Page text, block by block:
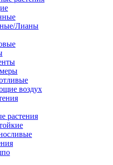
Лианы
воздух
растения